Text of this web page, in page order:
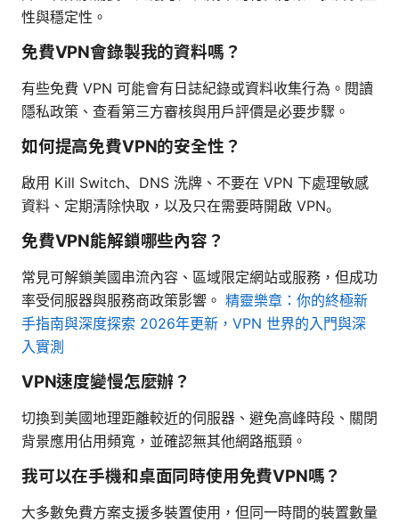
性與穩定性。
免費VPN會錄製我的資料嗎？
有些免費 VPN 可能會有日誌紀錄或資料收集行為。閱讀
隱私政策、查看第三方審核與用戶評價是必要步驟。
如何提高免費VPN的安全性？
啟用 Kill Switch、DNS 洗牌、不要在 VPN 下處理敏感
資料、定期清除快取，以及只在需要時開啟 VPN。
免費VPN能解鎖哪些內容？
常見可解鎖美國串流內容、區域限定網站或服務，但成功
率受伺服器與服務商政策影響。 精靈樂章：你的終極新
手指南與深度探索 2026年更新，VPN 世界的入門與深
入實測
VPN速度變慢怎麼辦？
切換到美國地理距離較近的伺服器、避免高峰時段、關閉
背景應用佔用頻寬，並確認無其他網路瓶頸。
我可以在手機和桌面同時使用免費VPN嗎？
大多數免費方案支援多裝置使用，但同一時間的裝置數量